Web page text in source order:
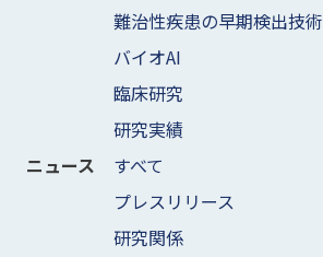
難治性疾患の早期検出技術
バイオAI
臨床研究
研究実績
ニュース
すべて
プレスリリース
研究関係